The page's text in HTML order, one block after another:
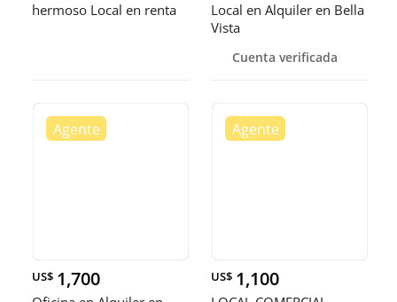
hermoso Local en renta
Local en Alquiler en Bella
Vista
Cuenta verificada
US$ 1,700 US$ 1,100